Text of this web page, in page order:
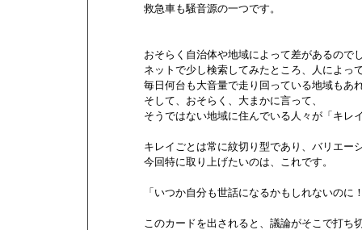
        救急車も騒音源の一つです。
おそらく自治体や地域によって差があるので
ネットで少し検索してみたところ、人によっ
毎日何台も大音量で走り回っている地域もあ
        そして、おそらく、大まかに言って、
そうではない地域に住んでいる人々が「キレ
キレイごとは常に紋切り型であり、バリエー
        今回特に取り上げたいのは、これです。
「いつか自分も世話になるかもしれないのに
このカードを出されると、議論がそこで打ち